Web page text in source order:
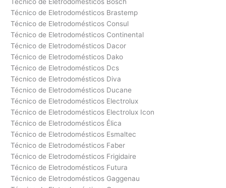
Técnico de Eletrodomésticos Brastemp
Técnico de Eletrodomésticos Consul
Técnico de Eletrodomésticos Continental
Técnico de Eletrodomésticos Dacor
Técnico de Eletrodomésticos Dako
Técnico de Eletrodomésticos Dcs
Técnico de Eletrodomésticos Diva
Técnico de Eletrodomésticos Ducane
Técnico de Eletrodomésticos Electrolux
Técnico de Eletrodomésticos Electrolux Icon
Técnico de Eletrodomésticos Élica
Técnico de Eletrodomésticos Esmaltec
Técnico de Eletrodomésticos Faber
Técnico de Eletrodomésticos Frigidaire
Técnico de Eletrodomésticos Futura
Técnico de Eletrodomésticos Gaggenau